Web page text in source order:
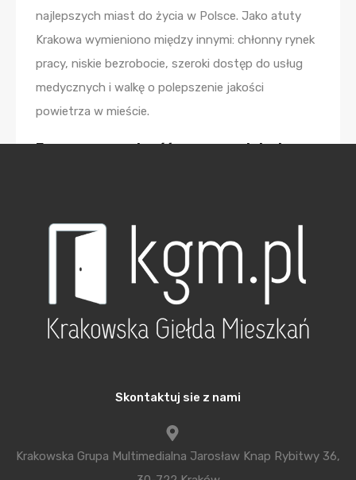
najlepszych miast do życia w Polsce. Jako atuty
Krakowa wymieniono między innymi: chłonny rynek
pracy, niskie bezrobocie, szeroki dostęp do usług
medycznych i walkę o polepszenie jakości
powietrza w mieście.
Energooszczędność mocno podniesie
i lepiej ocieplać mieszkania ale nie są to koszty
znacząco wpływające na cenę mieszkania. Po
pierwsze okna trzyszybowe są już obowiązkowe od
kilku lat. Teraz te pakiety będą musiały być tylko
trochę lepsze. Czyli podwyżka związana z
zeszłym roku wynosiła 15 cm ( przy standardowej
trzeba będzie dodać tylko kilka centymetrów więc
koszt takiej operacji będzie niewielki. Za to ekipy
Skontaktuj sie z nami
Krakowska Grupa Multimedialna Jarosław Knap Rybitwy 36,